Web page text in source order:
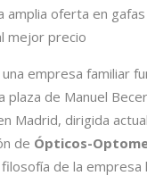
amplia oferta en
mejor precio
empresa familiar
plaza de Manuel
Madrid, dirigida
de Ópticos-
de la empresa